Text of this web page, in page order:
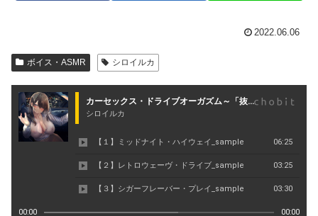
2022.06.06
ボイス・ASMR シロイルカ